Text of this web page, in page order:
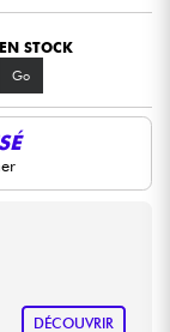
STOCK
Go
DÉCOUVRIR